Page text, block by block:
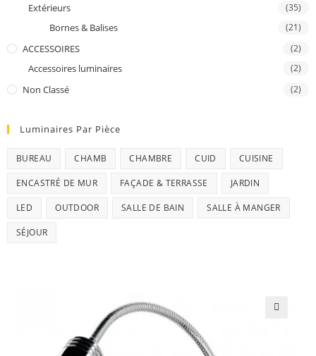
Extérieurs (35)
Bornes & Balises (21)
ACCESSOIRES (2)
Accessoires luminaires (2)
Non Classé (2)
Luminaires Par Pièce
BUREAU CHAMB CHAMBRE CUID CUISINE
ENCASTRÉ DE MUR FAÇADE & TERRASSE JARDIN
LED OUTDOOR SALLE DE BAIN SALLE À MANGER
SÉJOUR